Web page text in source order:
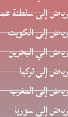
إلى سلطنة
إلى الكويت
الي البحرين
إلى تركيا
إلى المغرب
إلى سوريا